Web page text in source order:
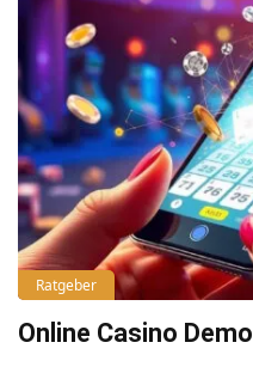
Ratgeber
Online Casino Demo